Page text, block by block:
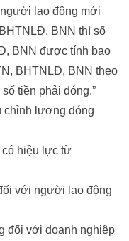
lao động mới
BNN thì số
BNN được tính bao
BHTNLĐ, BNN theo
tiền phải đóng.”
chỉnh lương đóng
hiệu lực từ
với người lao động
đối với doanh nghiệp